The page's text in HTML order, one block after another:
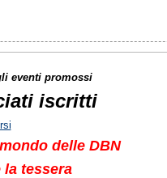
eventi promossi
iscritti
delle DBN
tessera